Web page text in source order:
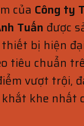
của Công ty
Tuấn được
bị hiện
tiêu chuẩn
vượt trội,
khe nhất